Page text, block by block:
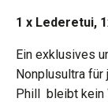
1 x Lederetui,
Ein exklusives
Nonplusultra für
Phill bleibt kein